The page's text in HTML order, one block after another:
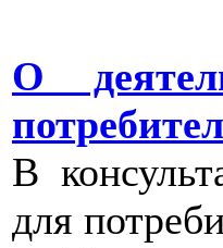
О
В
для